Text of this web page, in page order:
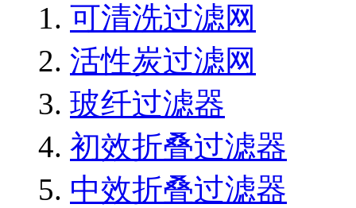
可清洗过滤网
活性炭过滤网
玻纤过滤器
初效折叠过滤器
中效折叠过滤器